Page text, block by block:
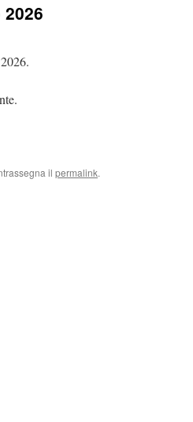
il permalink.